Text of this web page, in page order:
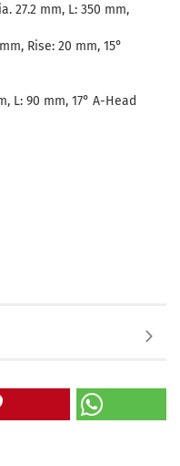
27.2 mm, L: 350 mm,
Rise: 20 mm, 15°
L: 90 mm, 17° A-Head